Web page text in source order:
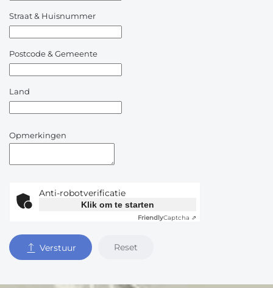
Straat & Huisnummer
Postcode & Gemeente
Land
Opmerkingen
Anti-robotverificatie
Klik om te starten
FriendlyCaptcha ⇗
Verstuur Reset